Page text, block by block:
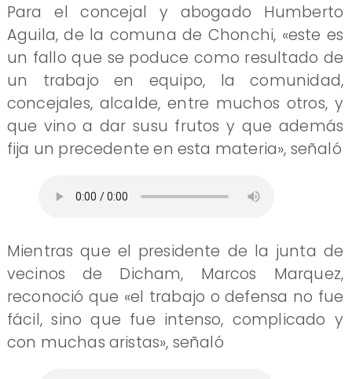
Para el concejal y abogado Humberto
Aguila, de la comuna de Chonchi, «este es
un fallo que se poduce como resultado de
un trabajo en equipo, la comunidad,
concejales, alcalde, entre muchos otros, y
que vino a dar susu frutos y que además
fija un precedente en esta materia», señaló
Mientras que el presidente de la junta de
vecinos de Dicham, Marcos Marquez,
reconoció que «el trabajo o defensa no fue
fácil, sino que fue intenso, complicado y
con muchas aristas», señaló